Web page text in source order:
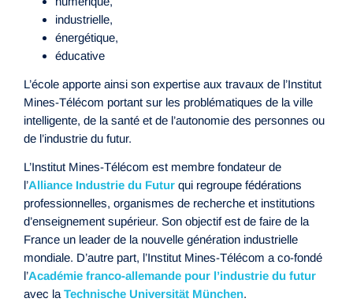
industrielle,
énergétique,
éducative
L’école apporte ainsi son expertise aux travaux de l’Institut
Mines-Télécom portant sur les problématiques de la ville
intelligente, de la santé et de l’autonomie des personnes ou
de l’industrie du futur.
L’Institut Mines-Télécom est membre fondateur de
l’Alliance Industrie du Futur qui regroupe fédérations
professionnelles, organismes de recherche et institutions
d’enseignement supérieur. Son objectif est de faire de la
France un leader de la nouvelle génération industrielle
mondiale. D’autre part, l’Institut Mines-Télécom a co-fondé
l’Académie franco-allemande pour l’industrie du futur
avec la Technische Universität München.